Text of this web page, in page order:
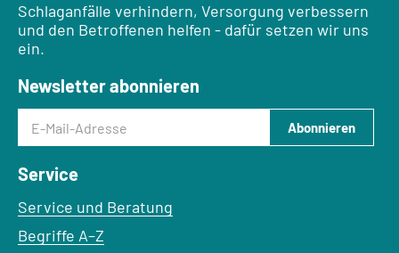
Schlaganfälle verhindern, Versorgung verbessern
und den Betroffenen helfen - dafür setzen wir uns
ein.
Newsletter abonnieren
E-Mail-Adresse
Abonnieren
Service
Service und Beratung
Begriffe A–Z